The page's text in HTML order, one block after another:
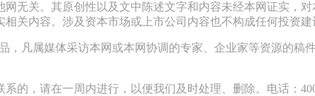
无关。其原创性以及文中陈述文字和内容未经本网证实，
关内容。涉及资本市场或上市公司内容也不构成任何投资建
，凡属媒体采访本网或本网协调的专家、企业家等资源的
的，请在一周内进行，以便我们及时处理、删除。电话：